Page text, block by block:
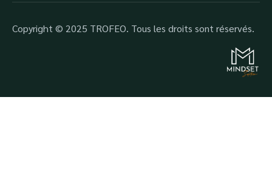
Copyright © 2025 TROFEO. Tous les droits sont réservés.